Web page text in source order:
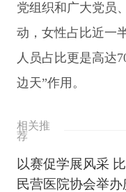
党组织和广大党员
动，女性占比近一
人员占比更是高达
边天”作用。
相关推
荐
以赛促学展风采
民营医院协会举